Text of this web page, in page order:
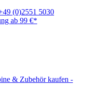
(0)2551 5030
ab 99 €*